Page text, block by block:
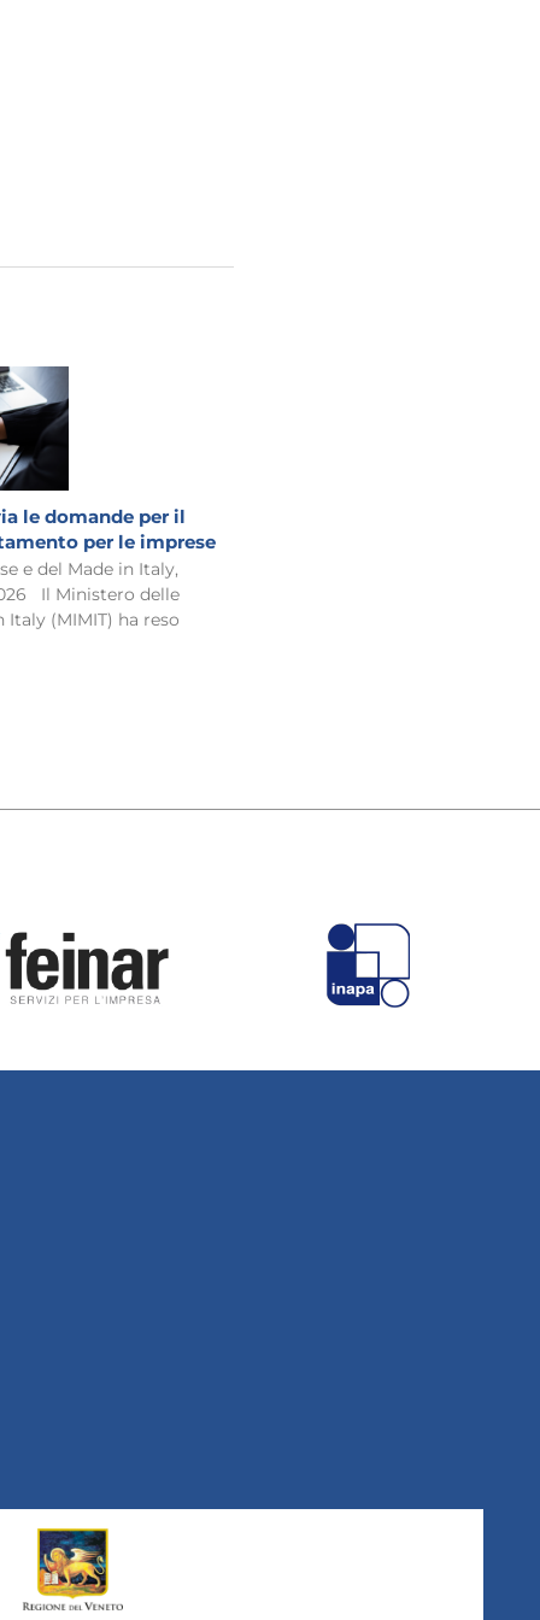
le domande per il
per le imprese
e del Made in Italy,
Il Ministero delle
Italy (MIMIT) ha reso